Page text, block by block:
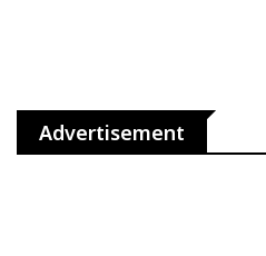
Advertisement